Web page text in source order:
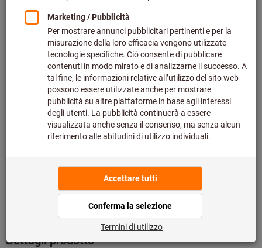
8 9 10
Guida per le dimensioni
Nel carrello
Disponibile a magazzino
Aggiungi alla lista dei preferiti
Catalogo sfogliabile
Dettagli prodotto